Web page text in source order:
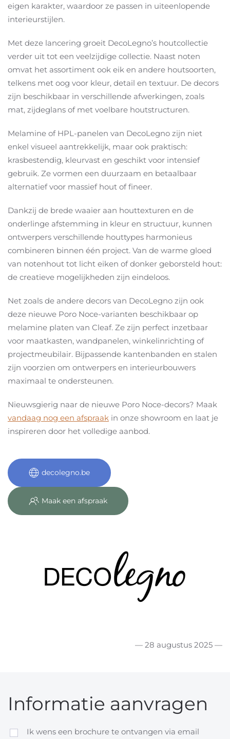
eigen karakter, waardoor ze passen in uiteenlopende
interieurstijlen.
Met deze lancering groeit DecoLegno’s houtcollectie
verder uit tot een veelzijdige collectie. Naast noten
omvat het assortiment ook eik en andere houtsoorten,
telkens met oog voor kleur, detail en textuur. De decors
zijn beschikbaar in verschillende afwerkingen, zoals
mat, zijdeglans of met voelbare houtstructuren.
Melamine of HPL-panelen van DecoLegno zijn niet
enkel visueel aantrekkelijk, maar ook praktisch:
krasbestendig, kleurvast en geschikt voor intensief
gebruik. Ze vormen een duurzaam en betaalbaar
alternatief voor massief hout of fineer.
Dankzij de brede waaier aan houttexturen en de
onderlinge afstemming in kleur en structuur, kunnen
ontwerpers verschillende houttypes harmonieus
combineren binnen één project. Van de warme gloed
van notenhout tot licht eiken of donker geborsteld hout:
de creatieve mogelijkheden zijn eindeloos.
Net zoals de andere decors van DecoLegno zijn ook
deze nieuwe Poro Noce-varianten beschikbaar op
melamine platen van Cleaf. Ze zijn perfect inzetbaar
voor maatkasten, wandpanelen, winkelinrichting of
projectmeubilair. Bijpassende kantenbanden en stalen
zijn voorzien om ontwerpers en interieurbouwers
maximaal te ondersteunen.
Nieuwsgierig naar de nieuwe Poro Noce-decors? Maak
vandaag nog een afspraak in onze showroom en laat je
inspireren door het volledige aanbod.
decolegno.be
Maak een afspraak
— 28 augustus 2025 —
Informatie aanvragen
Ik wens een brochure te ontvangen via email